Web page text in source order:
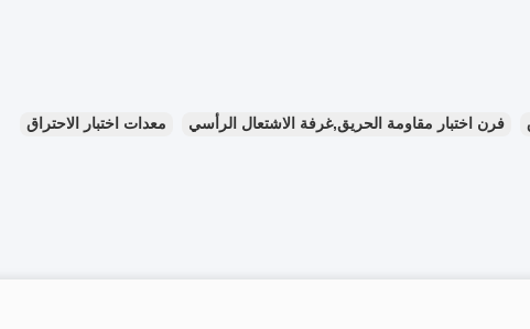
فرن اختبار مقاومة الحريق,غرفة الاشتعال الرأسي معدات اختبار الاحتراق